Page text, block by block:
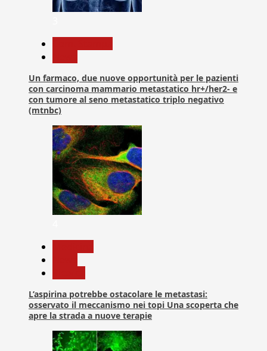
Un farmaco, due nuove opportunità per le pazienti
con carcinoma mammario metastatico hr+/her2- e
con tumore al seno metastatico triplo negativo
(mtnbc)
L’aspirina potrebbe ostacolare le metastasi:
osservato il meccanismo nei topi Una scoperta che
apre la strada a nuove terapie